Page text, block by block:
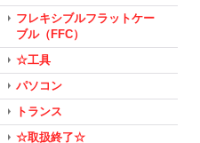
フレキシブルフラットケー
ブル（FFC）
☆工具
パソコン
トランス
☆取扱終了☆